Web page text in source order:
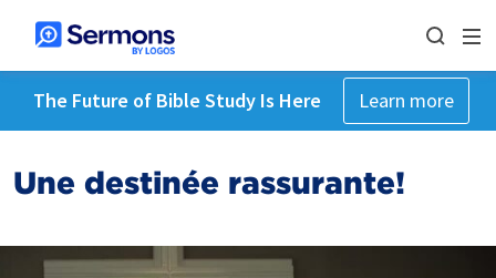
The Future of Bible Study Is Here Learn more
Une destinée rassurante!